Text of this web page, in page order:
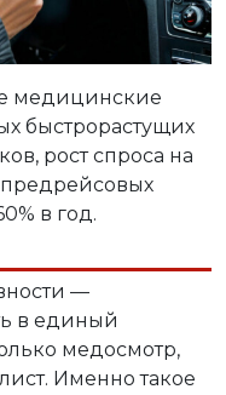
медицинские
быстрорастущих
рост спроса на
в год.
—
в единый
медосмотр,
Именно такое